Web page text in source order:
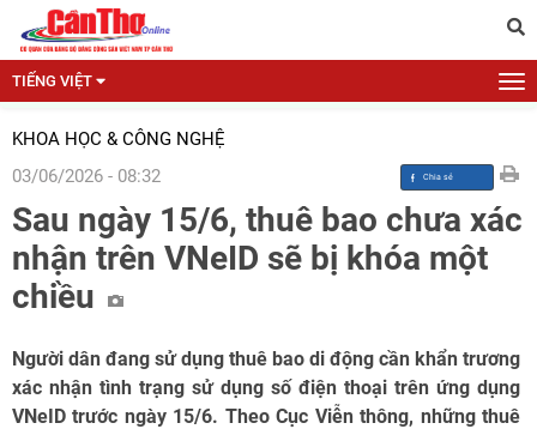
TIẾNG VIỆT
KHOA HỌC & CÔNG NGHỆ
03/06/2026 - 08:32
Sau ngày 15/6, thuê bao chưa xác
nhận trên VNeID sẽ bị khóa một
chiều
Người dân đang sử dụng thuê bao di động cần khẩn trương
xác nhận tình trạng sử dụng số điện thoại trên ứng dụng
VNeID trước ngày 15/6. Theo Cục Viễn thông, những thuê